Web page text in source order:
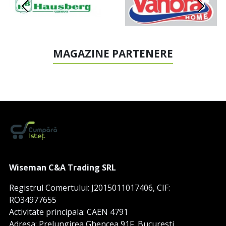
MAGAZINE PARTENERE
Wiseman C&A Trading SRL
Registrul Comertului: J2015011017406, CIF:
RO34977655
Activitate principala: CAEN 4791
Adresa: Prelungirea Ghencea 91F, Bucuresti